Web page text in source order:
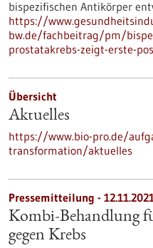
bispezifischen Antikörper
https://
bw.de/fachbeitrag/pm/
prostatakrebs-zeigt-erste-
Übersicht
Aktuelles
https://www.bio-pro.de/
transformation/aktuelles
Pressemitteilung -
Kombi-Behandlung
gegen Krebs